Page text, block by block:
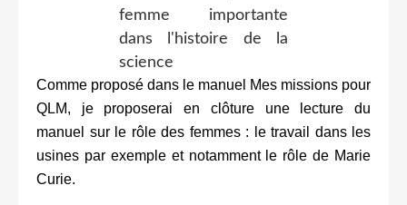
Comme proposé dans le manuel Mes missions pour
QLM, je proposerai en clôture une lecture du
manuel sur le rôle des femmes : le travail dans les
usines par exemple et notamment le rôle de Marie
Curie.